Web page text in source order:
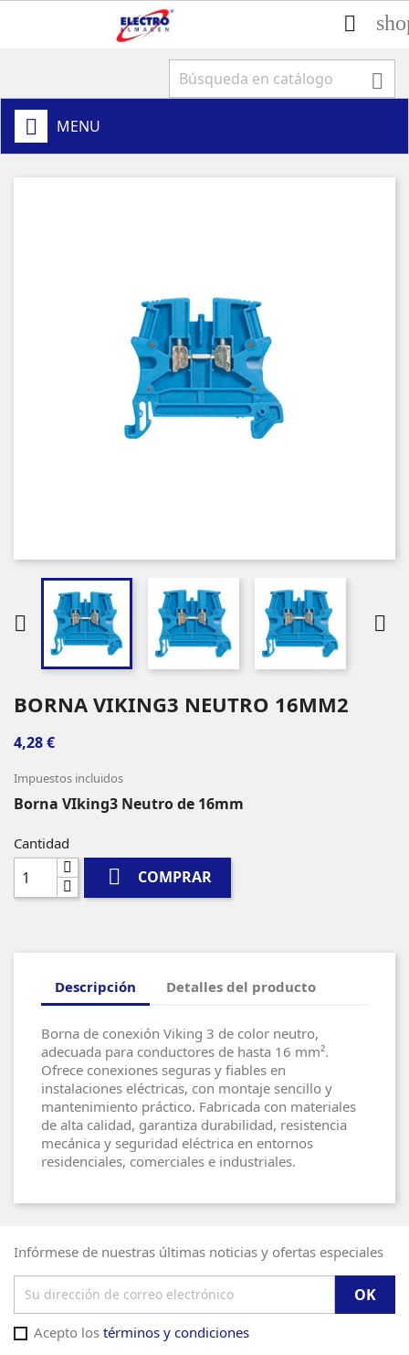


MENU
 
BORNA VIKING3 NEUTRO 16MM2
4,28 €
Impuestos incluidos
Borna VIking3 Neutro de 16mm
Cantidad
 COMPRAR
Descripción Detalles del producto
Borna de conexión Viking 3 de color neutro,
adecuada para conductores de hasta 16 mm².
Ofrece conexiones seguras y fiables en
instalaciones eléctricas, con montaje sencillo y
mantenimiento práctico. Fabricada con materiales
de alta calidad, garantiza durabilidad, resistencia
mecánica y seguridad eléctrica en entornos
residenciales, comerciales e industriales.
Infórmese de nuestras últimas noticias y ofertas especiales
Acepto los términos y condiciones